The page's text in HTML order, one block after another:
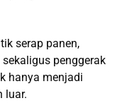
serap panen,
penggerak
hanya menjadi
luar.